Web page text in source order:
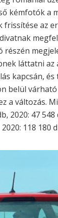
kémfotók a
az
láttatni az
kapcsán,
belül
a változás.
2020: 47
118 180